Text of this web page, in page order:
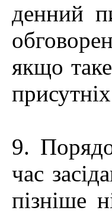
денний
якщо
9.
час
пізніше